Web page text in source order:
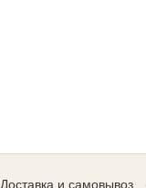
Доставка и самовывоз